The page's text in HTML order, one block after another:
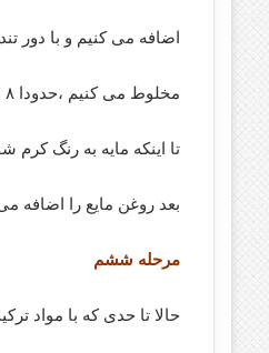
اضافه می کنیم و با دور
مخلوط می کنیم ،حدودا ۸ دقیقه همزدن زمان می برد ،
تا اینکه مایه به رنگ کرم
بعد روغن مایع را اضافه
مرحله ششم
حالا تا حدی که با مواد